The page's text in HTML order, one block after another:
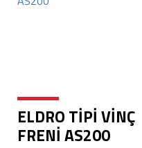
ELDRO TİPİ VİNÇ
FRENİ AS200